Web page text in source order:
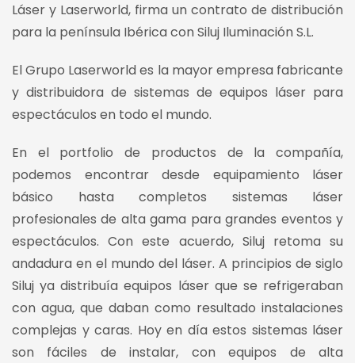
Láser y Laserworld, firma un contrato de distribución
para la península Ibérica con Siluj Iluminación S.L.
El Grupo Laserworld es la mayor empresa fabricante
y distribuidora de sistemas de equipos láser para
espectáculos en todo el mundo.
En el portfolio de productos de la compañía,
podemos encontrar desde equipamiento láser
básico hasta completos sistemas láser
profesionales de alta gama para grandes eventos y
espectáculos. Con este acuerdo, Siluj retoma su
andadura en el mundo del láser. A principios de siglo
Siluj ya distribuía equipos láser que se refrigeraban
con agua, que daban como resultado instalaciones
complejas y caras. Hoy en día estos sistemas láser
son fáciles de instalar, con equipos de alta